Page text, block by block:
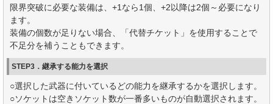
限界突破に必要な装備は、+1なら1個、+2以降は2個～必要になり
ます。
装備の個数が足りない場合、「代替チケット」を使用することで
不足分を補うこともできます。
STEP3．継承する能力を選択
○選択した武器に付いているどの能力を継承するかを選択します。
○ソケットは空きソケット数が一番多いものが自動選択されます。